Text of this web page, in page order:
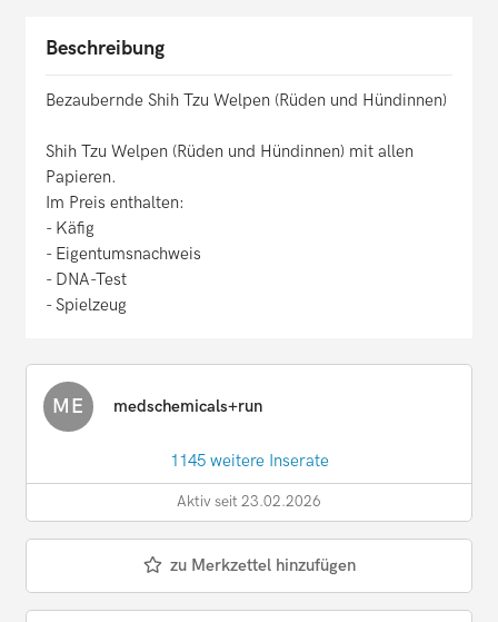
Beschreibung
Bezaubernde Shih Tzu Welpen (Rüden und Hündinnen)
Shih Tzu Welpen (Rüden und Hündinnen) mit allen
Papieren.
Im Preis enthalten:
- Käfig
- Eigentumsnachweis
- DNA-Test
- Spielzeug
ME medschemicals+run
1145 weitere Inserate
Aktiv seit 23.02.2026
zu Merkzettel hinzufügen